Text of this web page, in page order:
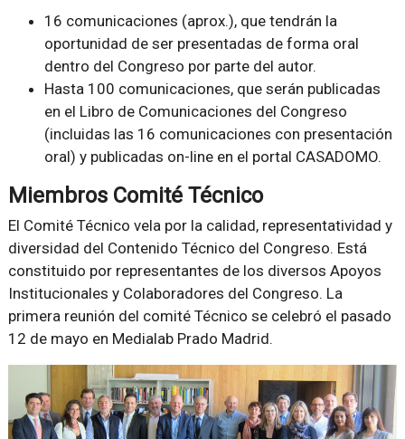
16 comunicaciones (aprox.), que tendrán la
oportunidad de ser presentadas de forma oral
dentro del Congreso por parte del autor.
Hasta 100 comunicaciones, que serán publicadas
en el Libro de Comunicaciones del Congreso
(incluidas las 16 comunicaciones con presentación
oral) y publicadas on-line en el portal CASADOMO.
Miembros Comité Técnico
El Comité Técnico vela por la calidad, representatividad y
diversidad del Contenido Técnico del Congreso. Está
constituido por representantes de los diversos Apoyos
Institucionales y Colaboradores del Congreso. La
primera reunión del comité Técnico se celebró el pasado
12 de mayo en Medialab Prado Madrid.